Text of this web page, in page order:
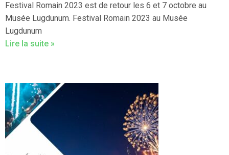
Festival Romain 2023 est de retour les 6 et 7 octobre au
Musée Lugdunum. Festival Romain 2023 au Musée
Lugdunum
Lire la suite »